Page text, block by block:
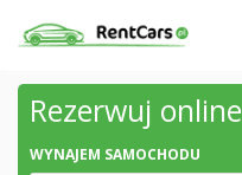
Rezerwuj online
WYNAJEM SAMOCHODU